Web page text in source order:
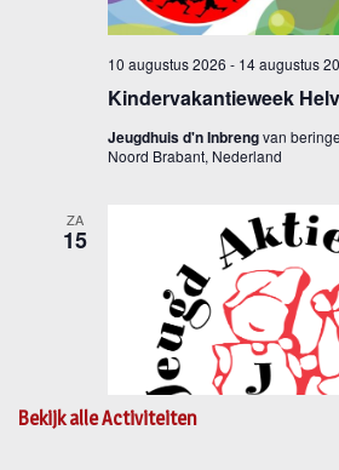
Bekijk alle Activiteiten